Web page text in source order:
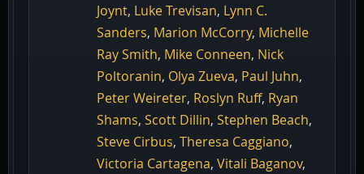
Joynt, Luke Trevisan, Lynn C.
Sanders, Marion McCorry, Michelle
Ray Smith, Mike Conneen, Nick
Poltoranin, Olya Zueva, Paul Juhn,
Peter Weireter, Roslyn Ruff, Ryan
Shams, Scott Dillin, Stephen Beach,
Steve Cirbus, Theresa Caggiano,
Victoria Cartagena, Vitali Baganov,